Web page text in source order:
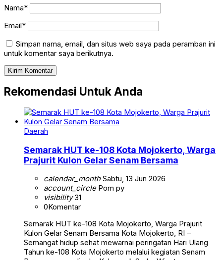
Nama*
Email*
Simpan nama, email, dan situs web saya pada peramban ini
untuk komentar saya berikutnya.
Rekomendasi Untuk Anda
Daerah
Semarak HUT ke-108 Kota Mojokerto, Warga
Prajurit Kulon Gelar Senam Bersama
calendar_monthSabtu, 13 Jun 2026
account_circlePom py
visibility31
0Komentar
Semarak HUT ke-108 Kota Mojokerto, Warga Prajurit
Kulon Gelar Senam Bersama Kota Mojokerto, RI –
Semangat hidup sehat mewarnai peringatan Hari Ulang
Tahun ke-108 Kota Mojokerto melalui kegiatan Senam